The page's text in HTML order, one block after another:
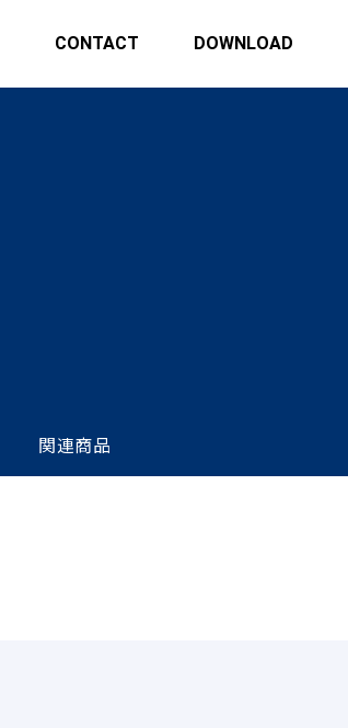
CONTACT DOWNLOAD
関連商品